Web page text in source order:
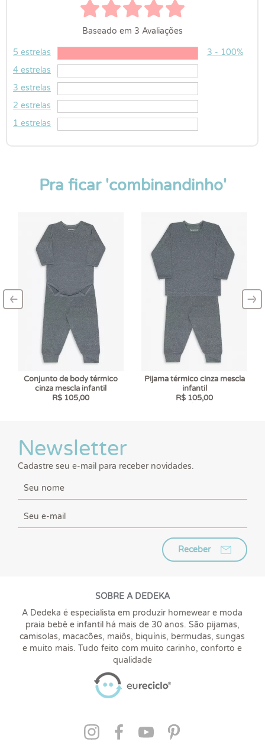
Baseado em 3 Avaliações
5 estrelas
3 - 100%
4 estrelas
3 estrelas
2 estrelas
1 estrelas
Pra ficar 'combinandinho'
Conjunto de body térmico
cinza mescla infantil
R$ 105,00
Pijama térmico cinza mescla
infantil
R$ 105,00
–
‹ –
›
Newsletter
Cadastre seu e-mail para receber novidades.
Receber
SOBRE A DEDEKA
A Dedeka é especialista em produzir homewear e moda
praia bebê e infantil há mais de 30 anos. São pijamas,
camisolas, macacões, maiôs, biquínis, bermudas, sungas
e muito mais. Tudo feito com muito carinho, conforto e
qualidade